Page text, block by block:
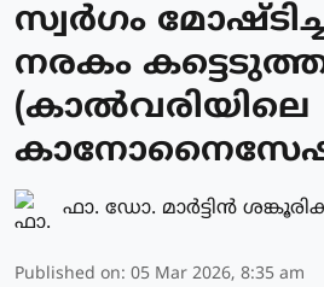
സ്വർഗം
നരകം
(കാൽവരിയിലെ
ഫാ. ഡോ. മാര്‍ട്ടിന്‍
Published on: 05 Mar 2026, 8:35 am